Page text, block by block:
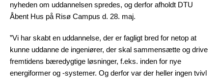
nyheden om uddannelsen spredes, og derfor afholdt DTU
Åbent Hus på Risø Campus d. 28. maj.
”Vi har skabt en uddannelse, der er fagligt bred for netop at
kunne uddanne de ingeniører, der skal sammensætte og drive
fremtidens bæredygtige løsninger, f.eks. inden for nye
energiformer og -systemer. Og derfor var der heller ingen tvivl